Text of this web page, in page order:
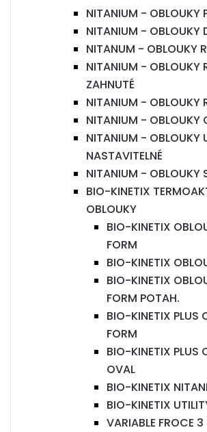
NITANIUM - OBLOUKY
NITANIUM - OBLOUKY
NITANUM - OBLOUKY
NITANIUM - OBLOUKY
ZAHNUTÉ
NITANIUM - OBLOUKY
NITANIUM - OBLOUKY
NITANIUM - OBLOUKY
NASTAVITELNÉ
NITANIUM - OBLOUKY
BIO-KINETIX
OBLOUKY
BIO-KINETIX
FORM
BIO-KINETIX
BIO-KINETIX
FORM POTAH.
BIO-KINETIX PLUS
FORM
BIO-KINETIX PLUS
OVAL
BIO-KINETIX
BIO-KINETIX
VARIABLE FROCE 3